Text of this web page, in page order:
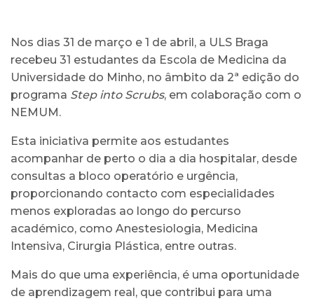
Nos dias 31 de março e 1 de abril, a ULS Braga
recebeu 31 estudantes da Escola de Medicina da
Universidade do Minho, no âmbito da 2ª edição do
programa Step into Scrubs, em colaboração com o
NEMUM.
Esta iniciativa permite aos estudantes
acompanhar de perto o dia a dia hospitalar, desde
consultas a bloco operatório e urgência,
proporcionando contacto com especialidades
menos exploradas ao longo do percurso
académico, como Anestesiologia, Medicina
Intensiva, Cirurgia Plástica, entre outras.
Mais do que uma experiência, é uma oportunidade
de aprendizagem real, que contribui para uma